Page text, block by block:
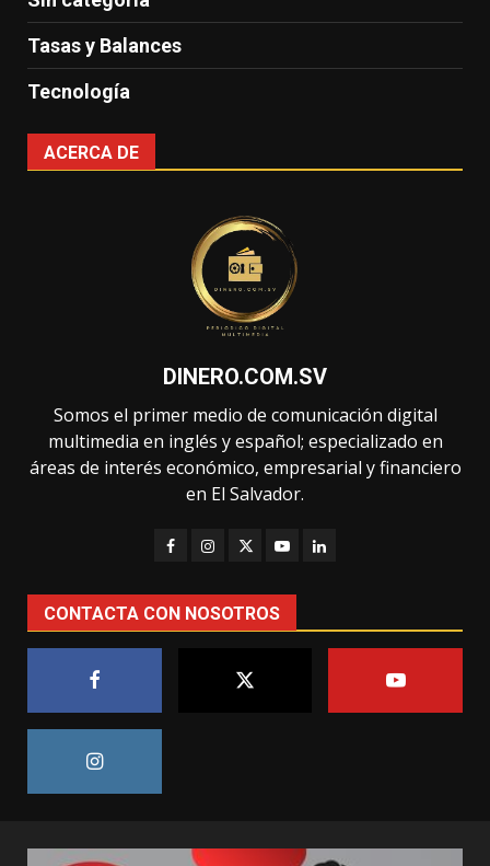
Tasas y Balances
Tecnología
ACERCA DE
DINERO.COM.SV
Somos el primer medio de comunicación digital
multimedia en inglés y español; especializado en
áreas de interés económico, empresarial y financiero
en El Salvador.
CONTACTA CON NOSOTROS